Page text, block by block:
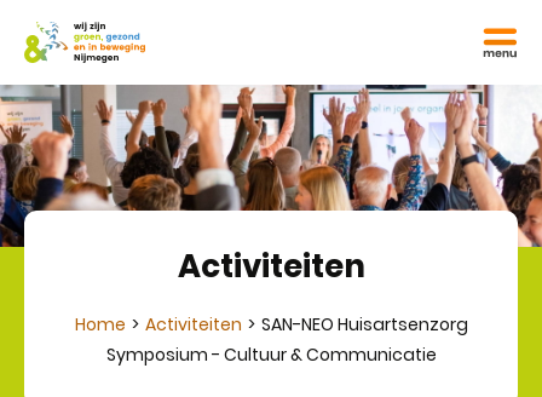
Activiteiten
Home Activiteiten
SAN-NEO Huisartsenzorg
Symposium - Cultuur & Communicatie